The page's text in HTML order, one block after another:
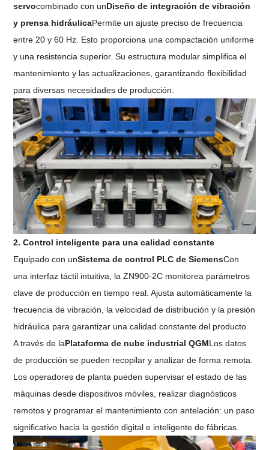
servocombinado con unDiseño de integración de vibración
y prensa hidráulicaPermite un ajuste preciso de frecuencia
entre 20 y 60 Hz. Esto proporciona una compactación uniforme
y una resistencia superior. Su estructura modular simplifica el
mantenimiento y las actualizaciones, garantizando flexibilidad
para diversas necesidades de producción.
2. Control inteligente para una calidad constante
Equipado con unSistema de control PLC de SiemensCon
una interfaz táctil intuitiva, la ZN900-2C monitorea parámetros
clave de producción en tiempo real. Ajusta automáticamente la
frecuencia de vibración, la velocidad de distribución y la presión
hidráulica para garantizar una calidad constante del producto.
A través de laPlataforma de nube industrial QGMLos datos
de producción se pueden recopilar y analizar de forma remota.
Los operadores de planta pueden supervisar el estado de las
máquinas desde dispositivos móviles, realizar diagnósticos
remotos y programar el mantenimiento con antelación: un paso
significativo hacia la gestión digital e inteligente de fábricas.